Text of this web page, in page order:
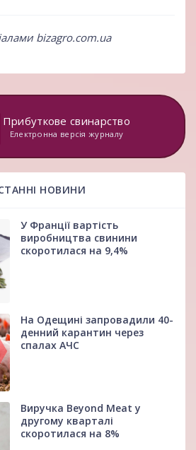
bizagro.com.ua
Прибуткове свинарство
Електронна версія журналу
НОВИНИ
У Франції вартість
виробництва свинини
скоротилася на 9,4%
На Одещині запровадили 40-
денний карантин через
спалах АЧС
Виручка Beyond Meat у
другому кварталі
скоротилася на 8%